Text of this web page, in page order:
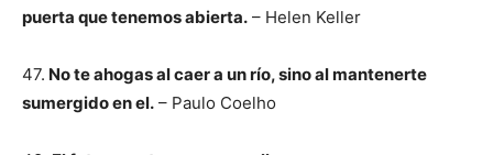
puerta que tenemos abierta. – Helen Keller
47. No te ahogas al caer a un río, sino al mantenerte
sumergido en el. – Paulo Coelho